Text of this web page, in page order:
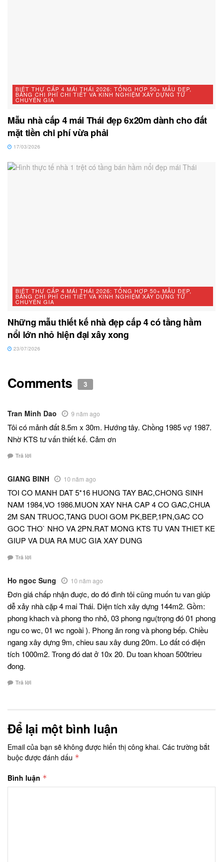
BIỆT THỰ CẤP 4 MÁI THÁI 2026: TỔNG HỢP 50+ MẪU ĐẸP,
BẢNG CHI PHÍ CHI TIẾT VÀ KINH NGHIỆM XÂY DỰNG TỪ
CHUYÊN GIA
Mẫu nhà cấp 4 mái Thái đẹp 6x20m dành cho đất
mặt tiền chi phí vừa phải
17/03/2026
BIỆT THỰ CẤP 4 MÁI THÁI 2026: TỔNG HỢP 50+ MẪU ĐẸP,
BẢNG CHI PHÍ CHI TIẾT VÀ KINH NGHIỆM XÂY DỰNG TỪ
CHUYÊN GIA
Những mẫu thiết kế nhà đẹp cấp 4 có tầng hầm
nổi lớn nhỏ hiện đại xây xong
23/07/2026
Comments 3
Tran Minh Dao 9 năm ago
Tôi có mảnh đất 8.5m x 30m. Hướng tây. Chồng 1985 vợ 1987.
Nhờ KTS tư vấn thiết kế. Cảm ơn
Trả lời
GIANG BINH 10 năm ago
TOI CO MANH DAT 5*16 HUONG TAY BAC,CHONG SINH
NAM 1984,VO 1986.MUON XAY NHA CAP 4 CO GAC,CHUA
2M SAN TRUOC,TANG DUOI GOM PK,BEP,1PN,GAC CO
GOC THO` NHO VA 2PN.RAT MONG KTS TU VAN THIET KE
GIUP VA DUA RA MUC GIA XAY DUNG
Trả lời
Ho ngoc Sung 10 năm ago
Đơn giá chấp nhận đuợc, do đó đình tôi cũng muốn tu van giúp
dễ xảy nhà cặp 4 mai Thái. Diện tích xây dựng 144m2. Gồm:
phong khach và phong tho nhỏ, 03 phong ngu(trọng đó 01 phong
ngu co wc, 01 wc ngoài ). Phong ăn rong và phong bếp. Chiều
ngang xây dựng 9m, chieu sau xây dung 20m. Lo đất có điện
tích 1000m2. Trong đó dat ở 10x 20. Du toan khoan 500trieu
đong.
Trả lời
Để lại một bình luận
Email của bạn sẽ không được hiển thị công khai. Các trường bắt
buộc được đánh dấu *
Bình luận *